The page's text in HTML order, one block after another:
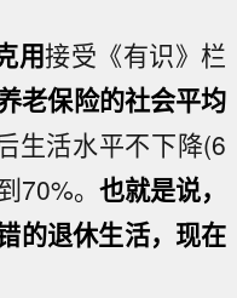
用接受《有识》栏
老保险的社会平均
生活水平不下降(6
70%。也就是说，
的退休生活，现在